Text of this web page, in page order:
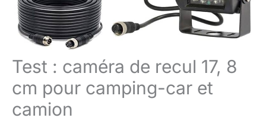
Test : caméra de recul 17, 8
cm pour camping-car et
camion